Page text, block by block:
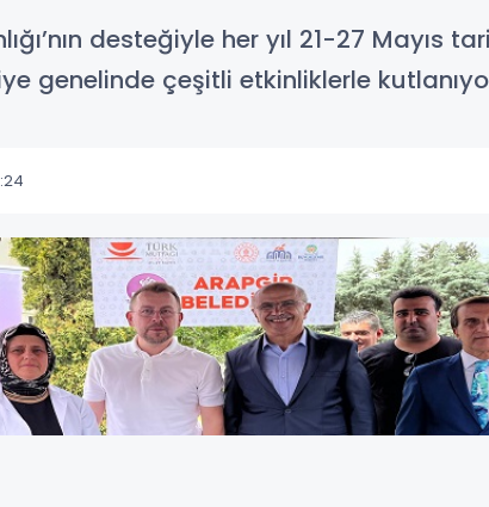
desteğiyle her yıl 21-27 Mayıs
genelinde çeşitli etkinliklerle